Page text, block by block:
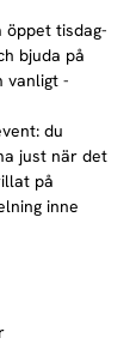
tisdag-
bjuda på
vanligt -
du
just när det
på
inne